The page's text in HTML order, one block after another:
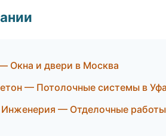
Окна и двери в Москва
— Потолочные системы в Уфа
— Отделочные работы